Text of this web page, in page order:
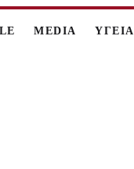
MEDIA ΥΓΕΙΑ